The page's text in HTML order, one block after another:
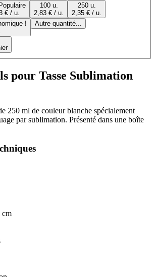
Populaire
€ / u.
100 u.
2,83 € / u.
250 u.
2,35 € / u.
!
Autre quantité...
pour Tasse Sublimation
250 ml de couleur blanche spécialement
par sublimation. Présenté dans une boîte
cm